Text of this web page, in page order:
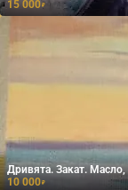
15 000₽
Дривята. Закат. Масло,
10 000₽